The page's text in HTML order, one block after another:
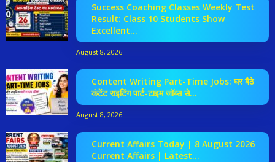
Success Coaching Classes Weekly Test
Result: Class 10 Students Show
Excellent...
August 8, 2026
Content Writing Part-Time Jobs: घर बैठे
कंटेंट राइटिंग पार्ट-टाइम जॉब्स से...
August 8, 2026
Current Affairs Today | 8 August 2026
Current Affairs | Latest...